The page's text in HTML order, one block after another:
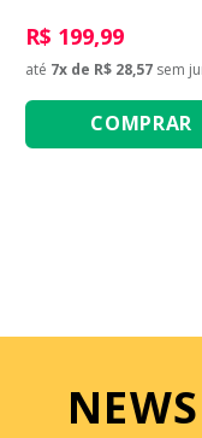
R$ 199,99
até 7x de R$ 28,57 sem
COMPRAR